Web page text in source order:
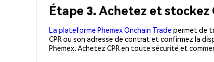
Étape 3. Achetez et stockez
La plateforme Phemex Onchain Trade permet de
CPR ou son adresse de contrat et confirmez la
Phemex. Achetez CPR en toute sécurité et